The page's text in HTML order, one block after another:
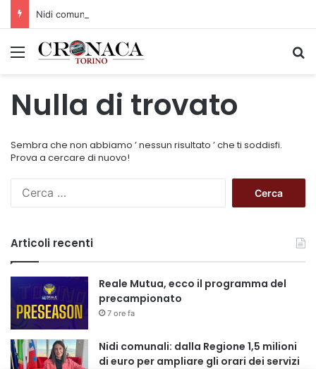
Menu
Nulla di trovato
Sembra che non abbiamo ’ nessun risultato ’ che ti soddisfi.
Prova a cercare di nuovo!
c
p
Articoli recenti
Reale Mutua, ecco il programma del
precampionato
7 ore fa
Nidi comunali: dalla Regione 1,5 milioni
di euro per ampliare gli orari dei servizi